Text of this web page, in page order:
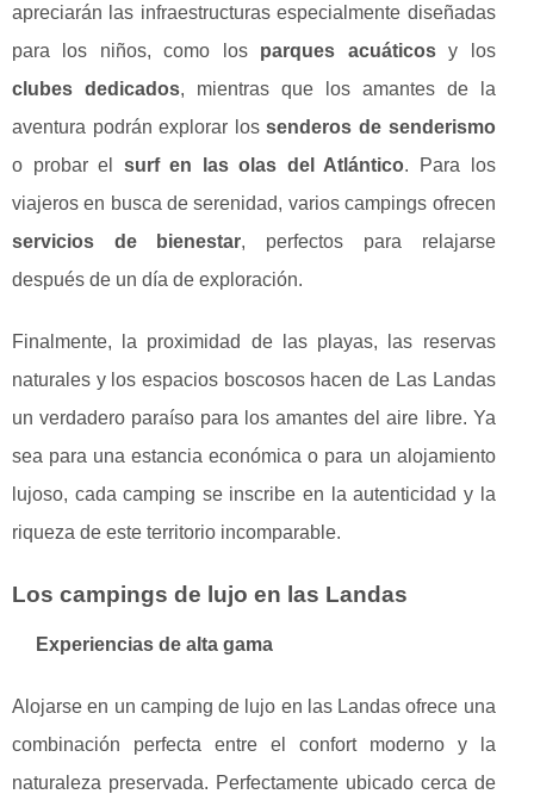
apreciarán las infraestructuras especialmente diseñadas
para los niños, como los parques acuáticosy los
clubes dedicados, mientras que los amantes de la
aventura podrán explorar lossenderos de senderismo
o probar el surf en las olas del Atlántico. Para los
viajeros en busca de serenidad, varios campings ofrecen
servicios de bienestar, perfectos para relajarse
después de un día de exploración.
Finalmente, la proximidad de las playas, las reservas
naturales y los espacios boscosos hacen de Las Landas
un verdadero paraíso para los amantes del aire libre. Ya
sea para una estancia económica o para un alojamiento
lujoso, cada camping se inscribe en la autenticidad y la
riqueza de este territorio incomparable.
Los campings de lujo en las Landas
Experiencias de alta gama
Alojarse en un camping de lujo en las Landas ofrece una
combinación perfecta entre el confort moderno y la
naturaleza preservada. Perfectamente ubicado cerca de